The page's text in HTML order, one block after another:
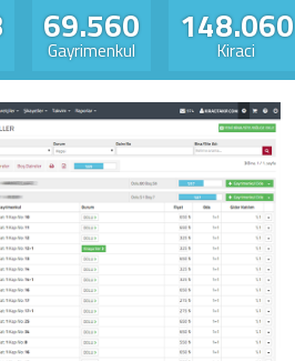
69.560
Gayrimenkul
148.060
Kiraci